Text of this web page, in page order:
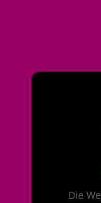
Die